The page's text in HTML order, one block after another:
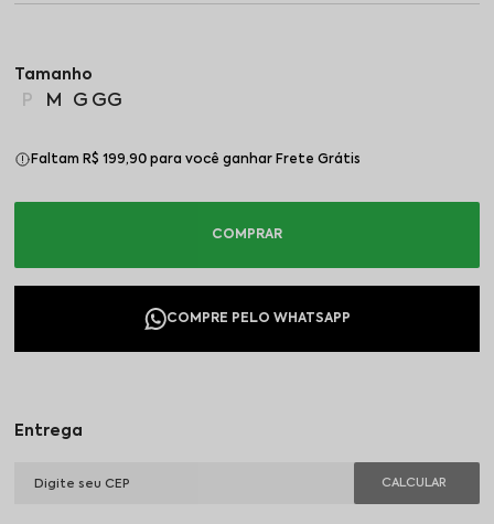
P M G GG
Faltam R$ 199,90 para você ganhar Frete Grátis